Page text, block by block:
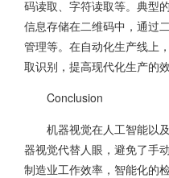
码读取、字符读取等。典型
信息存储在二维码中，通过
管理等。在自动化生产线上
取识别，提高现代化生产的效
Conclusion
机器视觉在人工智能以及
器视觉代替人眼，避免了手
制造业工作效率，智能化的